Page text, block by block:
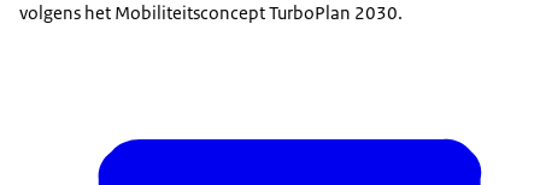
volgens het Mobiliteitsconcept TurboPlan 2030.